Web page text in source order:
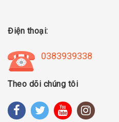
Điện thoại:
0383939338
Theo dõi chúng tôi